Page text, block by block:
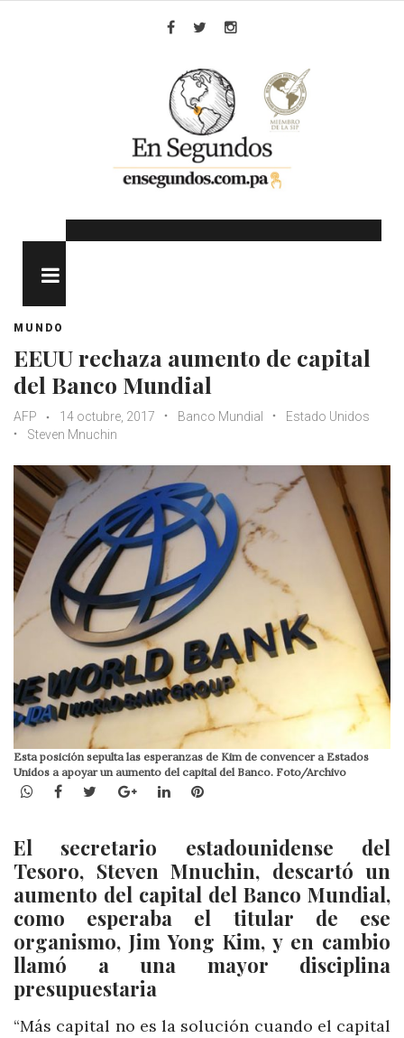
MUNDO
EEUU rechaza aumento de capital
del Banco Mundial
AFP 14 octubre, 2017 Banco Mundial
Estado Unidos
Steven Mnuchin
Esta posición sepulta las esperanzas de Kim de convencer a Estados
Unidos a apoyar un aumento del capital del Banco. Foto/Archivo
WhatsApp
Facebook
TwitterGoogle+LinkedInPinterest
El secretario estadounidense del
Tesoro, Steven Mnuchin, descartó un
aumento del capital del Banco Mundial,
como esperaba el titular de ese
organismo, Jim Yong Kim, y en cambio
llamó a una mayor disciplina
presupuestaria
“Más capital no es la solución cuando el capital